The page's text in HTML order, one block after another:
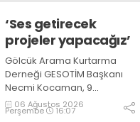
‘Ses getirecek
projeler yapacağız’
Gölcük Arama Kurtarma
Derneği GESOTİM Başkanı
Necmi Kocaman, 9
Ağustos’ta gerçekleşecek
sınavın ardından 4. Akredite
06 Ağustos 2026
Perşembe 16:07